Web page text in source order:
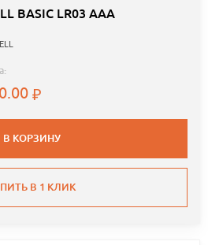
BASIC LR03 AAA
В КОРЗИНУ
В 1 КЛИК